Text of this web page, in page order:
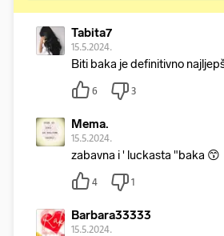
Tabita7
15.5.2024.
Biti baka je definitivno
6 3
Mema.
15.5.2024.
zabavna i ' luckasta "baka 😙
4 1
Barbara33333
15.5.2024.